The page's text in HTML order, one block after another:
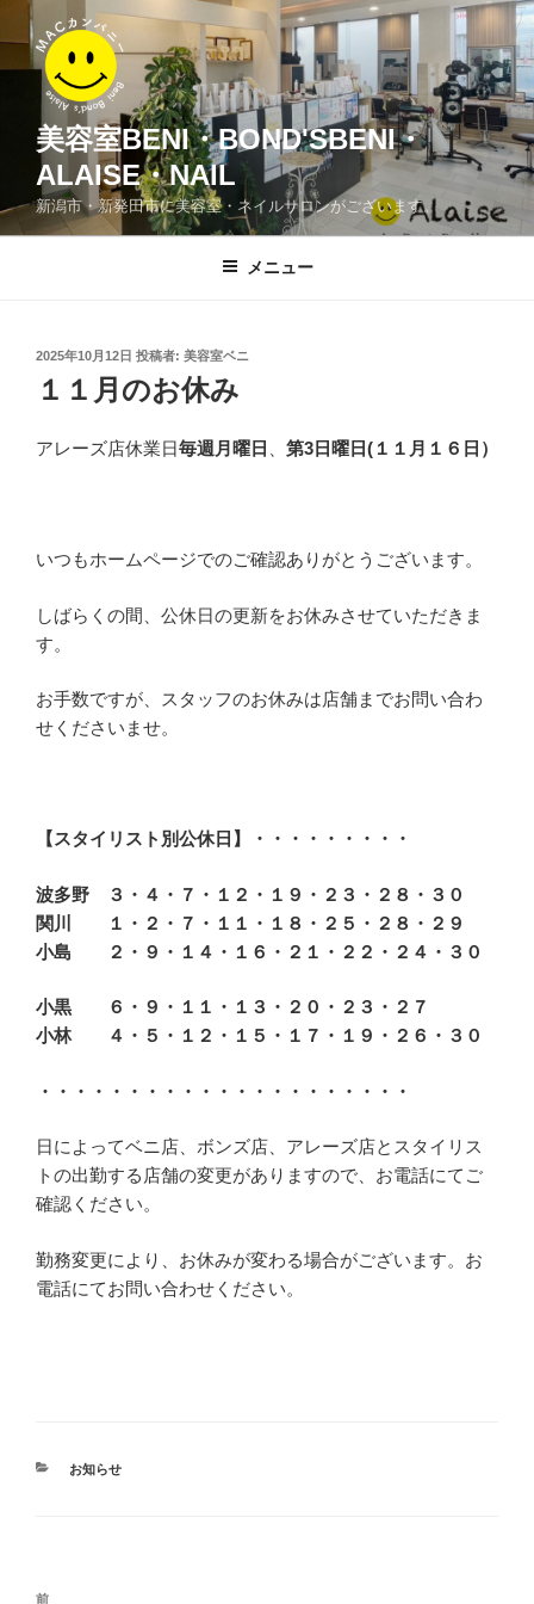
ン
テ
キ
ッ
美容室BENI・BOND'SBENI・
ALAISE・NAIL
新潟市・新発田市に美容室・ネイルサロンがございます。
メニュー
投
稿
日:
2025年10月12日 投稿者: 美容室ベニ
１１月のお休み
アレーズ店休業日毎週月曜日 第3日曜日(１１月１６日）
いつもホームページでのご確認ありがとうございます。
しばらくの間、公休日の更新をお休みさせていただきま
す。
お手数ですが、スタッフのお休みは店舗までお問い合わ
せくださいませ。
【スタイリスト別公休日】・・・・・・・・・
波多野 ３・４・７・１２・１９・２３・２８・３０
関川 １・２・７・１１・１８・２５・２８・２９
小島 ２・９・１４・１６・２１・２２・２４・３０
小黒 ６・９・１１・１３・２０・２３・２７
小林 ４・５・１２・１５・１７・１９・２６・３０
・・・・・・・・・・・・・・・・・・・・・
日によってベニ店、ボンズ店、アレーズ店とスタイリス
トの出勤する店舗の変更がありますので、お電話にてご
確認ください。
勤務変更により、お休みが変わる場合がございます。お
電話にてお問い合わせください。
カ
お知らせ
投
前